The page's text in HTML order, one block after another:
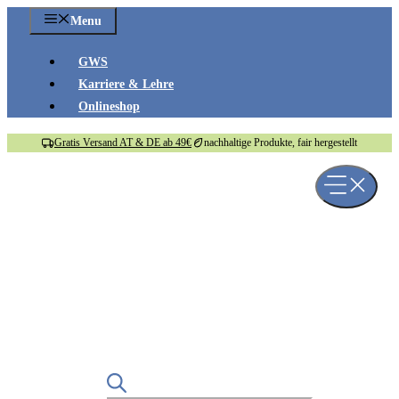
Inhalt
Menu
GWS
Karriere & Lehre
Onlineshop
Gratis Versand AT & DE ab 49€ nachhaltige Produkte, fair hergestellt